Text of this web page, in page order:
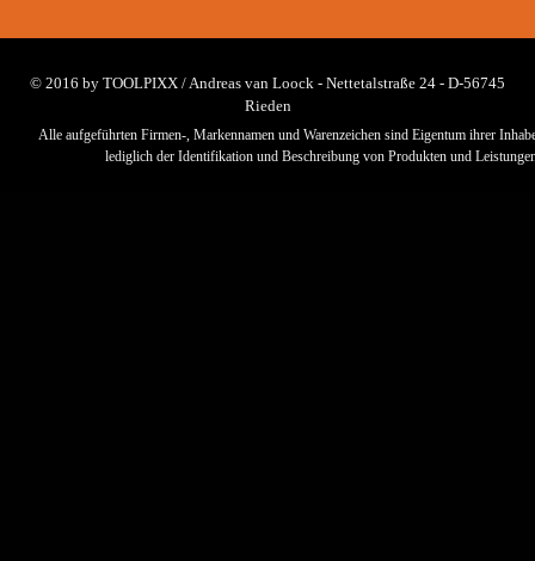
© 2016 by TOOLPIXX / Andreas van Loock - Nettetalstraße 24 - D-56745
Rieden
Alle aufgeführten Firmen-, Markennamen und Warenzeichen sind Eigentum ihrer
lediglich der Identifikation und Beschreibung von Produkten und